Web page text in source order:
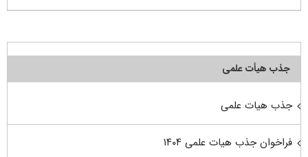
جذب هیأت علمی
جذب هیات علمی
فراخوان جذب هیات علمی ۱۴۰۴